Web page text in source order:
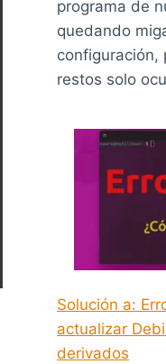
programa de
quedando
configuración,
restos solo
Solución a:
actualizar
derivados